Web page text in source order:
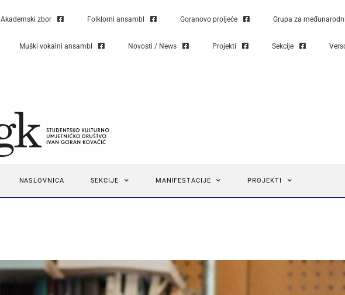
Akademski zbor Folklorni ansambl Goranovo proljeće Grupa za
Muški vokalni ansambl Novosti / News Projekti Sekcije
NASLOVNICA SEKCIJE MANIFESTACIJE PROJEKTI